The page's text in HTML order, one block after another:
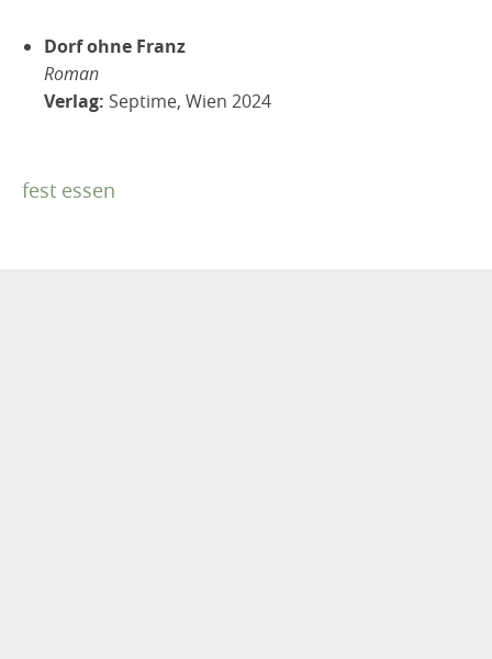
Dorf ohne Franz
Roman
Verlag: Septime, Wien 2024
fest essen